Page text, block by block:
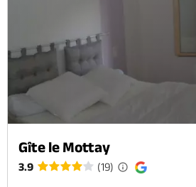
Gîte le Mottay
3.9 (19)